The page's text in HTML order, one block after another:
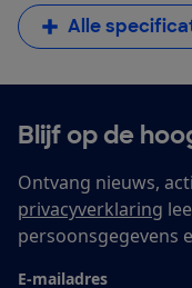
Alle
Blijf op de
Ontvang nieuws,
privacyverklaring
persoonsgegevens
E-mailadres